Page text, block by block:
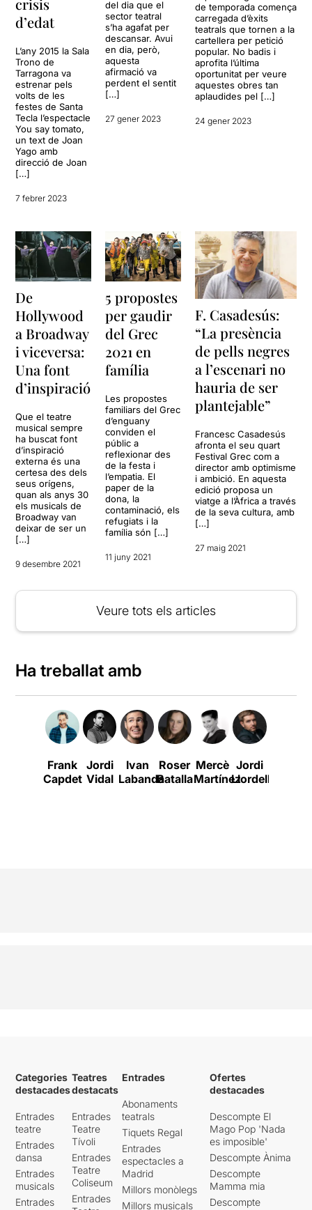
d’edat
L’any 2015 la Sala
Trono de
Tarragona va
estrenar pels
volts de les
festes de Santa
Tecla l’espectacle
You say tomato,
un text de Joan
Yago amb
direcció de Joan
[…]
7 febrer 2023
del dia que el
sector teatral
s’ha agafat per
descansar. Avui
en dia, però,
aquesta
afirmació va
perdent el sentit
[…]
27 gener 2023
de temporada comença
carregada d’èxits
teatrals que tornen a la
cartellera per petició
popular. No badis i
aprofita l’última
oportunitat per veure
aquestes obres tan
aplaudides pel […]
24 gener 2023
De
Hollywood
a Broadway
i viceversa:
Una font
d’inspiració
Que el teatre
musical sempre
ha buscat font
d’inspiració
externa és una
certesa des dels
seus orígens,
quan als anys 30
els musicals de
Broadway van
deixar de ser un
[…]
9 desembre 2021
5 propostes
per gaudir
del Grec
2021 en
família
Les propostes
familiars del Grec
d’enguany
conviden el
públic a
reflexionar des
de la festa i
l’empatia. El
paper de la
dona, la
contaminació, els
refugiats i la
família són […]
11 juny 2021
F. Casadesús:
“La presència
de pells negres
a l’escenari no
hauria de ser
plantejable”
Francesc Casadesús
afronta el seu quart
Festival Grec com a
director amb optimisme
i ambició. En aquesta
edició proposa un
viatge a l’Àfrica a través
de la seva cultura, amb
[…]
27 maig 2021
Veure tots els articles
Ha treballat amb
Frank
Capdet
Jordi
Vidal
Ivan
Labanda
Roser
Batalla
Mercè
Martínez
Jordi
Llordella
Categories
destacades
Entrades
teatre
Entrades
dansa
Entrades
musicals
Entrades
Teatres
destacats
Entrades
Teatre
Tívoli
Entrades
Teatre
Coliseum
Entrades
Entrades
Abonaments
teatrals
Tiquets Regal
Entrades
espectacles a
Madrid
Millors monòlegs
Millors musicals
Ofertes
destacades
Descompte El
Mago Pop 'Nada
es imposible'
Descompte Ànima
Descompte
Mamma mia
Descompte